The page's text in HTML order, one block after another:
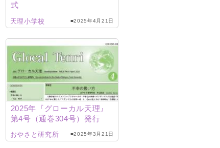
式
天理小学校 ■2025年4月21日
2025年『グローカル天理』
第4号（通巻304号）発行
おやさと研究所 ■2025年3月21日